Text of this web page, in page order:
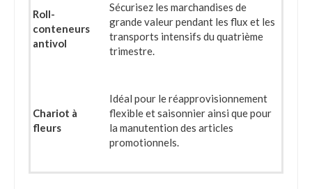
Roll-
conteneurs
antivol
Sécurisez les marchandises de
grande valeur pendant les flux et les
transports intensifs du quatrième
trimestre.
Chariot à
fleurs
Idéal pour le réapprovisionnement
flexible et saisonnier ainsi que pour
la manutention des articles
promotionnels.